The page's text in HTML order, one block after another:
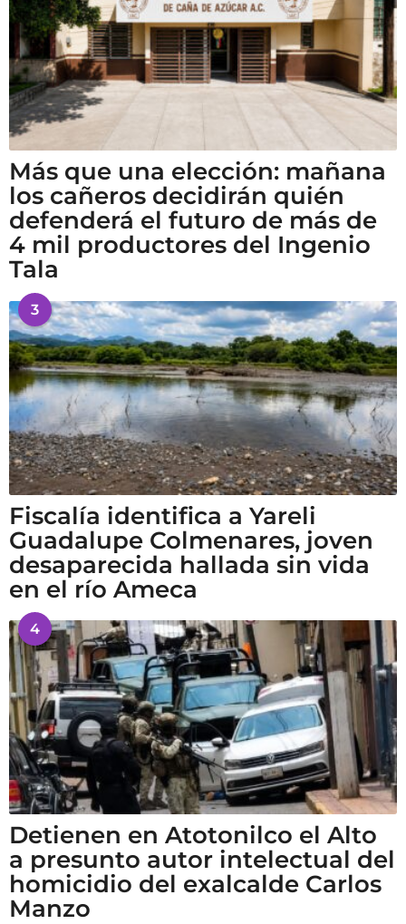
Más que una elección: mañana
los cañeros decidirán quién
defenderá el futuro de más de
4 mil productores del Ingenio
Tala
3
Fiscalía identifica a Yareli
Guadalupe Colmenares, joven
desaparecida hallada sin vida
en el río Ameca
4
Detienen en Atotonilco el Alto
a presunto autor intelectual del
homicidio del exalcalde Carlos
Manzo